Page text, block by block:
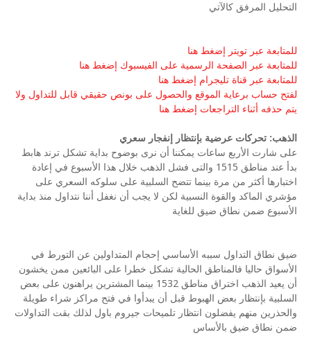
التحليل المرفق كالآتي
للمتابعة عبر تويتر إضغط هنا
للمتابعة عبر الصفحة الرسمية على الفيسبوك إضغط هنا
للمتابعة عبر قناة تليجرام إضغط هنا
لفتح حساب برعاية الموقع والحصول على بونص حقيقي قابل للتداول ولا
يتم حذفه أثناء التراجعات إضغط هنا
الذهب: تحركات عرضية بإنتظار إنفجار سعري
على شارت الأربع ساعات يمكننا أن نرى بوضوح بداية تشكل ترند هابط
بدأ عند مناطق 1515 والتى فشل الذهب خلال هذا الأسبوع في إعادة
اختبارها أكثر من مرة بينما تتضح السلبية على سلوكه السعري على
مؤشري الماكد والقوة النسبية لكن لا يجب أن نغفل أننا نتداول منذ بداية
الأسبوع ضمن نطاق ضيق للغاية
ضيق نطاق التداول سببه الأساسي إحجام المتداولين عن التورط في
الأسواق حاليا فالمناطق الحالية تشكل خطرا على البائعين ممن يخشون
أن يعيد الذهب اختراق مناطق 1532 بينما المشترين يراهنون على بعض
السلبية بإنتظار بعض الهبوط قبل أن يبدأوا في فتح مراكز شراء طويلة
والحذرين منهم يفضلون انتظار تلميحات جيروم باول لذلك بقت التداولات
ضمن نطاق ضيق بالأساس